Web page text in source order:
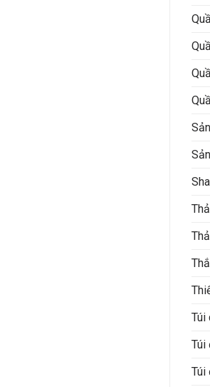
Túi
Túi
Túi